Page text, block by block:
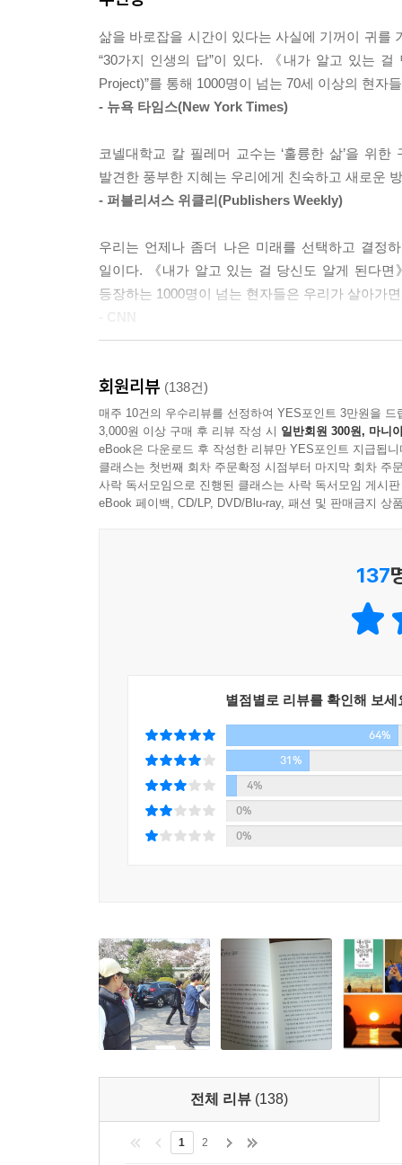
“자신을 그만 들여다봐야해. 자신을 들여다보는
다네. 창가로 가게. 그리고 창밖을 내다봐. 어쩌면
“두 가지를 명심하게. 첫째, 아이가 성공하길 바
이성을 잃고 흔들릴 때도 있었지만 할 수만 있다
“남편과 나는 양육관이 같아. 아이들이 직접 결정
는 게 중요하지. 실수를 전혀 하지 않는다면 어떤
것이 늘 최상의 결과를 가져오는 것은 아니지만
“나이를 먹는 건 괜찮아. 헌데 산소탱크가 달린 휠
들면 인생을 훨씬 더 느긋하게 즐길 수 있는 기회
어떤 노력이라도 해야지. 담배나 몸에 해로운 것
이 그렇지 않다는 사실을 받아들여야 할 때도 있었
“‘정직이 최선의 정책’이라는 말은 내가 가장 중
같은 가격을 받습니다.’라는 문구가 걸린 상점이
모든 이들을 공명정대하게 대한다는 의미가 들어
인에게는 더 싸게 파는 상점들도 있잖아. 그러면
“내가 하고 싶은 말은 무슨 일이든 너무 오랫동
“가장 먼저 나 자신을 불쌍히 여기지 않도록 결
“아무것도 당연하게 여기지 말게. 그게 내가 깨
불구하고 인생은 살 만한 가치가 있지. 하루하루
순간조차 기쁨을 누릴 수 있다네.”
“나는 알고 있지. 그러한 문제들은 지나갈 것이
기만 하면 돼. 이야기도 하고 산책도 하고 말이야
---본문 중에서
우리가 알고 있는 ‘행복’의 프레임을 깨는 책!”
어떻게 사는 것이 과연 잘사는 것인가
무엇이 내 삶에서 우선 시 되어야 하는가
이야기를 들을수록 행복으로 가는 길은 요원하기
종교처럼 보인다.
《내가 알고 있는 걸 당신도 알게 된다면》에
바람직한 삶에 대해 일정한 상(像)을 규정해놓
뒤집고 새로운 해법을 제시한다. 단순한 범주화
가치로 통용되는 것들과는 완전히 궤를 달리 하기
하나, 경제적 보상이 아닌 내적 보상을 주는 직업을
수많은 ‘인생의 현자’들은 가난하게 자랐음에
직업을 선택하는 것이라고 했다. 직업에 대한 목
둘, 100년을 살 것처럼 몸을 아껴라
망가져 수십 년을 황폐한 삶을 살다 죽는 이들을
셋, 배우자를 선택할 때는 신중 또 신중해져라
일인데도 많은 사람들이 그런 실수를 저지르지.
다닐 수 있을 때 많이 다녀라. 다른 것들을 포기
작건 여행을 다녔던 경험을 삶에서 가장 빛나는
이런 말을 했다. “주방을 고칠지 여행을 갈지를 두
여섯, 작게 생각하라
만족감을 주는 삶을 살려면 작게 생각하라. 단순
짧다고 생각했기 때문에 순간의 소소한 기쁨들
소중했음을 깨닫는다. 아침에 마시는 커피 한
생각지도 않았던 편지 한 통, 라디오에서 흘러나오
일상이 소소한 기쁨들로 가득하게 되고 더욱 행
이렇게 작은 기쁨들에 몰두하는 것은 나이를 불문
삶을 바로잡을 시간이 있다는 사실에 기꺼이 귀를
“30가지 인생의 답”이 있다. 《내가 알고 있는
Project)”를 통해 1000명이 넘는 70세 이상의 현자
- 뉴욕 타임스(New York Times)
코넬대학교 칼 필레머 교수는 ‘훌륭한 삶’을 위
발견한 풍부한 지혜는 우리에게 친숙하고 새로운
- 퍼블리셔스 위클리(Publishers Weekly)
우리는 언제나 좀더 나은 미래를 선택하고 결정
일이다. 《내가 알고 있는 걸 당신도 알게 된다면
등장하는 1000명이 넘는 현자들은 우리가 살아가
행복 등 인생 전반에 걸친 모든 문제들에 대한 실
10대에서 60대를 아우르며 모든 세대의 깊은 공감
- 워싱턴 포스트(Washington-Post)
우리가 인생에서 ‘할 수 있는 것 이상의 것’을
명확하게 보여준다. 우리는 이를 통해 과거의 실
삶의 답을 정리해 이 책에 모두 담았다. 반드시
이상의 커리어가 말하는 5가지 검증된 지혜는 자
조언들이 ‘이미 일어난 미래’에 근거하고 있기 때문
- 다니엘 핑크, 《새로운 미래가 온다》 저자
《내가 알고 있는 걸 당신도 알게 된다면》은 정
· 귀한 지혜들이 사라지기 전에 한 권의 책에 담아
- 헤롤드 쿠시너, 《착한 당신이 운명을 이기는 힘
'가장 현명한 사람들’이 우리에게 가르쳐 줄 것
칼럼리스트 애이미 디킨슨(Amy Dickinson)
회원리뷰 (138건)
매주 10건의 우수리뷰를 선정하여 YES포인트 3만원을 드
3,000원 이상 구매 후 리뷰 작성 시 일반회원 300원, 마니
eBook은 다운로드 후 작성한 리뷰만 YES포인트 지급됩니
클래스는 첫번째 회차 주문확정 시점부터 마지막 회차 주
사락 독서모임으로 진행된 클래스는 사락 독서모임 게시
eBook 페이백, CD/LP, DVD/Blu-ray, 패션 및 판매금지 상
137
별점별로 리뷰를 확인해 보세
64%
31%
4%
0%
0%
전체 리뷰 (138)
1 2